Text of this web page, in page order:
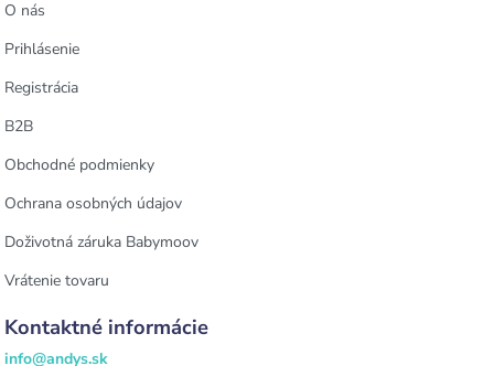
O nás
Prihlásenie
Registrácia
B2B
Obchodné podmienky
Ochrana osobných údajov
Doživotná záruka Babymoov
Vrátenie tovaru
Kontaktné informácie
info@andys.sk